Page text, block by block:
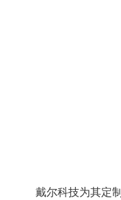
戴尔科技为其定制